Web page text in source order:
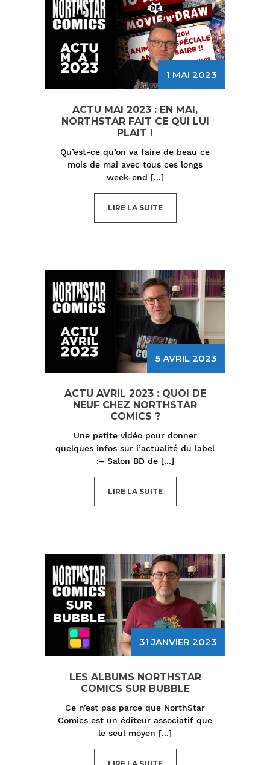
1 MAI 2023
ACTU MAI 2023 : EN MAI,
NORTHSTAR FAIT CE QUI LUI
PLAIT !
Qu’est-ce qu’on va faire de beau ce
mois de mai avec tous ces longs
week-end [...]
LIRE LA SUITE
5 AVRIL 2023
ACTU AVRIL 2023 : QUOI DE
NEUF CHEZ NORTHSTAR
COMICS ?
Une petite vidéo pour donner
quelques infos sur l’actualité du label
:– Salon BD de [...]
LIRE LA SUITE
31 JANVIER 2023
LES ALBUMS NORTHSTAR
COMICS SUR BUBBLE
Ce n’est pas parce que NorthStar
Comics est un éditeur associatif que
le seul moyen [...]